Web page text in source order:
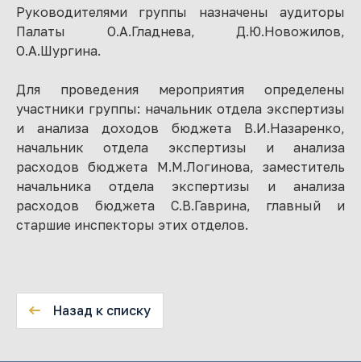
Руководителями группы назначены аудиторы
Палаты О.А.Гладнева, Д.Ю.Новожилов,
О.А.Шургина.
Для проведения мероприятия определены
участники группы: начальник отдела экспертизы
и анализа доходов бюджета В.И.Назаренко,
начальник отдела экспертизы и анализа
расходов бюджета М.М.Логинова, заместитель
начальника отдела экспертизы и анализа
расходов бюджета С.В.Гаврина, главный и
старшие инспекторы этих отделов.
Назад к списку